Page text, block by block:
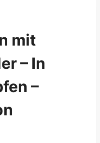
mit
– In
–